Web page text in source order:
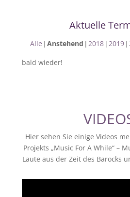
Aktuelle
Alle Anstehend 2018 2019
bald wieder!
Hier sehen Sie einige Videos
Projekts „Music For A While“ –
Laute aus der Zeit des Barocks